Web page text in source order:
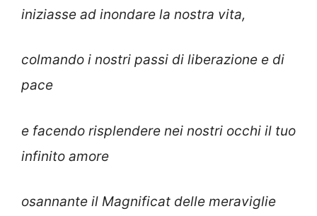
iniziasse ad inondare la nostra vita,
colmando i nostri passi di liberazione e di
pace
e facendo risplendere nei nostri occhi il tuo
infinito amore
osannante il Magnificat delle meraviglie